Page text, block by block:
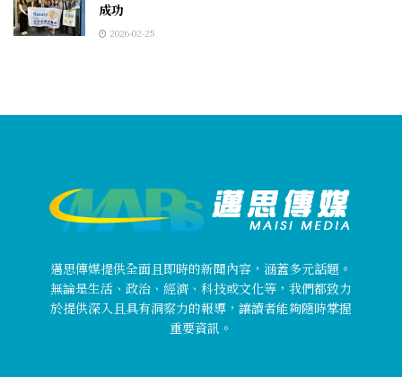
成功
2026-02-25
邁思傳媒提供全面且即時的新聞內容，涵蓋多元話題。
無論是生活、政治、經濟、科技或文化等，我們都致力
於提供深入且具有洞察力的報導，讓讀者能夠隨時掌握
重要資訊。